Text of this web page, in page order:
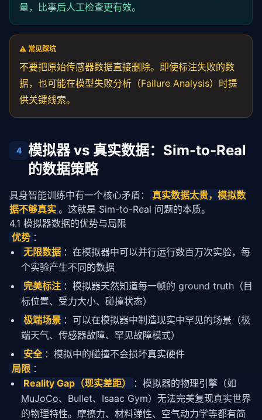
量，比事后人工检查更有效。
⚠️ 常见踩坑
不要把原始传感器数据直接删除。即使标注失败的数
据，也可能在模型失败分析（Failure Analysis）时提
供关键线索。
4
模拟器 vs 真实数据：Sim-to-Real
的数据策略
具身智能训练中有一个核心矛盾：
真实数据太贵，模拟数
据不够真实 。这就是 Sim-to-Real 问题的本质。
4.1 模拟器数据的优势与局限
优势 ：
无限数据 ：在模拟器中可以并行运行数百万次实验，每
个实验产生不同的数据
完美标注 ：模拟器天然知道每一帧的 ground truth（目
标位置、受力大小、碰撞状态）
极端场景 ：可以在模拟器中制造现实中罕见的场景（极
端天气、传感器故障、罕见故障模式）
安全 ：模拟中的碰撞不会损坏真实硬件
局限 ：
Reality Gap（现实差距）
：模拟器的物理引擎（如
MuJoCo、Bullet、Isaac Gym）无法完美复现真实世界
的物理特性。摩擦力、材料弹性、空气动力学等都有简